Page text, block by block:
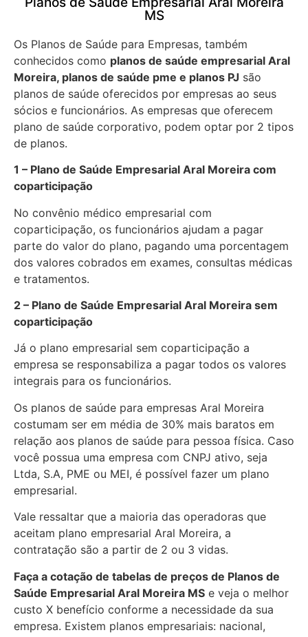
MS
Os Planos de Saúde para Empresas, também
conhecidos como planos de saúde empresarial Aral
Moreira, planos de saúde pme e planos PJ são
planos de saúde oferecidos por empresas ao seus
sócios e funcionários. As empresas que oferecem
plano de saúde corporativo, podem optar por 2 tipos
de planos.
1 – Plano de Saúde Empresarial Aral Moreira com
coparticipação
No convênio médico empresarial com
coparticipação, os funcionários ajudam a pagar
parte do valor do plano, pagando uma porcentagem
dos valores cobrados em exames, consultas médicas
e tratamentos.
2 – Plano de Saúde Empresarial Aral Moreira sem
coparticipação
Já o plano empresarial sem coparticipação a
empresa se responsabiliza a pagar todos os valores
integrais para os funcionários.
Os planos de saúde para empresas Aral Moreira
costumam ser em média de 30% mais baratos em
relação aos planos de saúde para pessoa física. Caso
você possua uma empresa com CNPJ ativo, seja
Ltda, S.A, PME ou MEI, é possível fazer um plano
empresarial.
Vale ressaltar que a maioria das operadoras que
aceitam plano empresarial Aral Moreira, a
contratação são a partir de 2 ou 3 vidas.
Faça a cotação de tabelas de preços de Planos de
Saúde Empresarial Aral Moreira MS e veja o melhor
custo X benefício conforme a necessidade da sua
empresa. Existem planos empresariais: nacional,